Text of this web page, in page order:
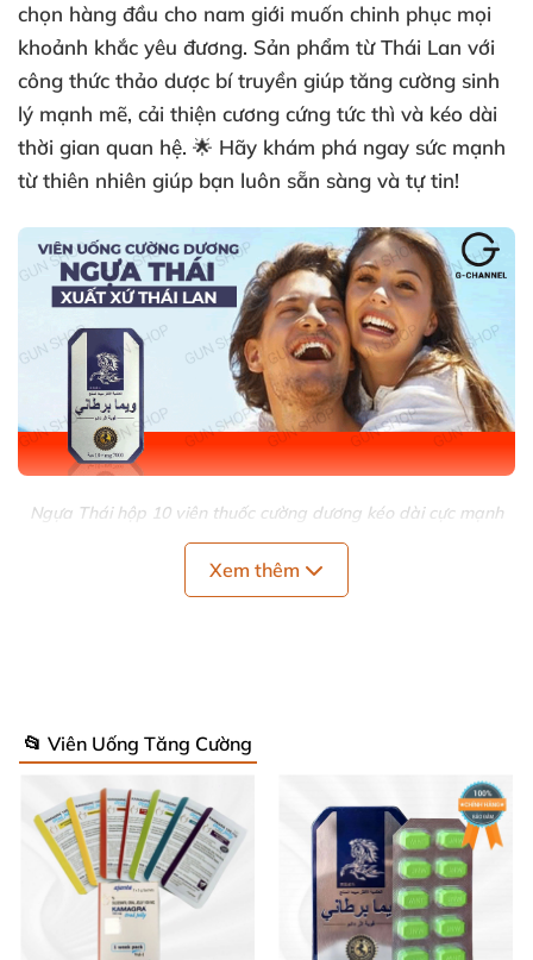
chọn hàng đầu cho nam giới muốn chinh phục mọi
khoảnh khắc yêu đương. Sản phẩm từ Thái Lan với
công thức thảo dược bí truyền giúp tăng cường sinh
lý mạnh mẽ, cải thiện cương cứng tức thì và kéo dài
thời gian quan hệ. 🌟 Hãy khám phá ngay sức mạnh
từ thiên nhiên giúp bạn luôn sẵn sàng và tự tin!
Ngựa Thái hộp 10 viên thuốc cường dương kéo dài cực mạnh
📋 Thông Số Kỹ Thuật Nổi Bật Của Ngựa
bảo chất lượng chuẩn quốc tế. Hộp 10 viên tiện lợi,
hạn sử dụng lên đến 3 năm, bảo quản nơi khô ráo
thoáng mát. Thành phần 100% thảo dược cao cấp:
sừng hươu đực, nhân sâm Hàn Quốc, bạch chỉ, quả
sơn tra và đông trùng hạ thảo – an toàn tuyệt đối
cho sức khỏe. 💪
Xem thêm
📂 Viên Uống Tăng Cường